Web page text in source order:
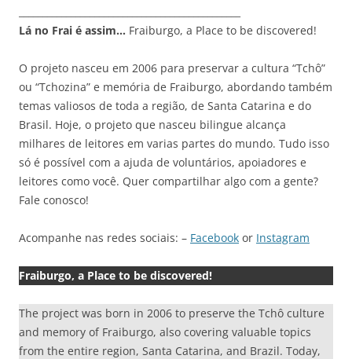
Lá no Frai é assim… Fraiburgo, a Place to be discovered!
O projeto nasceu em 2006 para preservar a cultura “Tchô”
ou “Tchozina” e memória de Fraiburgo, abordando também
temas valiosos de toda a região, de Santa Catarina e do
Brasil. Hoje, o projeto que nasceu bilingue alcança
milhares de leitores em varias partes do mundo. Tudo isso
só é possível com a ajuda de voluntários, apoiadores e
leitores como você. Quer compartilhar algo com a gente?
Fale conosco!
Acompanhe nas redes sociais: – Facebook or Instagram
Fraiburgo, a Place to be discovered!
The project was born in 2006 to preserve the Tchô culture
and memory of Fraiburgo, also covering valuable topics
from the entire region, Santa Catarina, and Brazil. Today,